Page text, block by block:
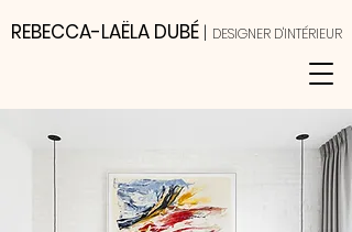
REBECCA-LAËLA DUBÉ | DESIGNER D'INTÉRIEUR